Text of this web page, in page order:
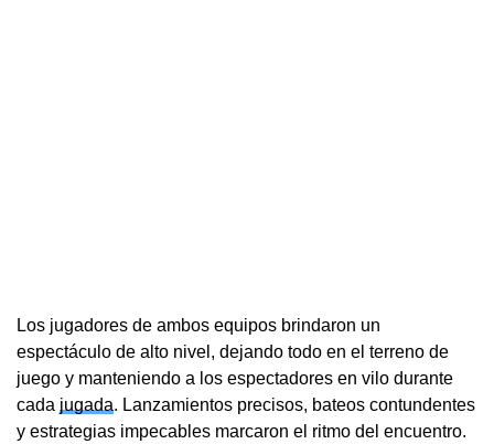
Los jugadores de ambos equipos brindaron un
espectáculo de alto nivel, dejando todo en el terreno de
juego y manteniendo a los espectadores en vilo durante
cada jugada. Lanzamientos precisos, bateos contundentes
y estrategias impecables marcaron el ritmo del encuentro.